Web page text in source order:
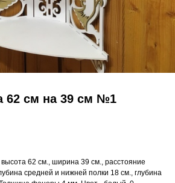
62 см на 39 см №1
62 см., ширина 39 см., расстояние
средней и нижней полки 18 см., глубина